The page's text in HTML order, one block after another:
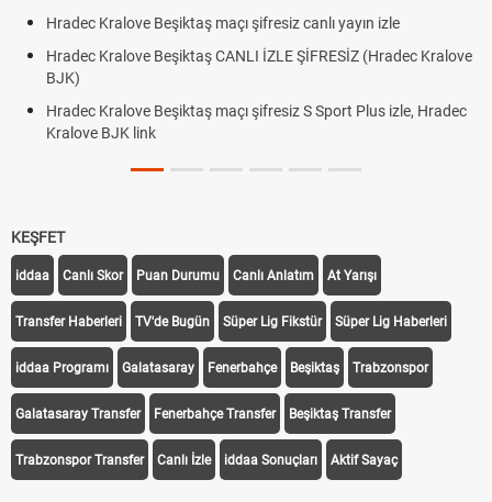
Hradec Kralove Beşiktaş maçı şifresiz canlı yayın izle
Hradec Kralove Beşiktaş CANLI İZLE ŞİFRESİZ (Hradec Kralove
BJK)
Hradec Kralove Beşiktaş maçı şifresiz S Sport Plus izle, Hradec
Kralove BJK link
KEŞFET
iddaa Canlı Skor Puan Durumu Canlı Anlatım At Yarışı
Transfer Haberleri TV'de Bugün Süper Lig Fikstür Süper Lig Haberleri
iddaa Programı Galatasaray Fenerbahçe Beşiktaş Trabzonspor
Galatasaray Transfer Fenerbahçe Transfer Beşiktaş Transfer
Trabzonspor Transfer Canlı İzle iddaa Sonuçları Aktif Sayaç